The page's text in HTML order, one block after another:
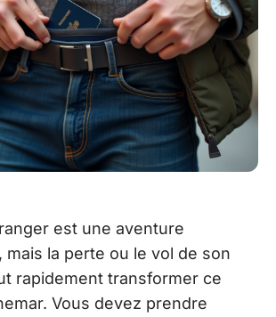
est une aventure
mais la perte ou le vol de son
rapidement transformer ce
Vous devez prendre